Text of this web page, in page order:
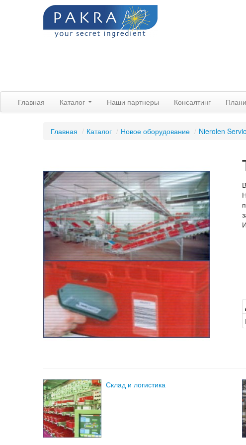
Главная Каталог Наши партнеры Консалтинг
Главная / Каталог / Новое оборудование / Nierolen
Склад и логистика